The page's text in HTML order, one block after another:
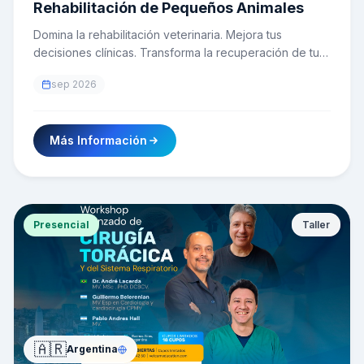
Rehabilitación de Pequeños Animales
Domina la rehabilitación veterinaria. Mejora tus
decisiones clínicas. Transforma la recuperación de tus
sep 2026
Más Información
Presencial Taller
🇦🇷Argentina